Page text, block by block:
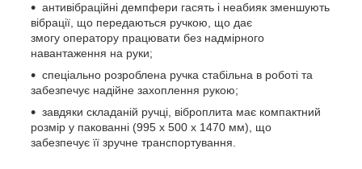
антивібраційні демпфери гасять і неабияк зменшують
вібрації, що передаються ручкою, що дає
змогу оператору працювати без надмірного
навантаження на руки;
спеціально розроблена ручка стабільна в роботі та
забезпечує надійне захоплення рукою;
завдяки складаній ручці, віброплита має компактний
розмір у пакованні (995 x 500 x 1470 мм), що
забезпечує її зручне транспортування.